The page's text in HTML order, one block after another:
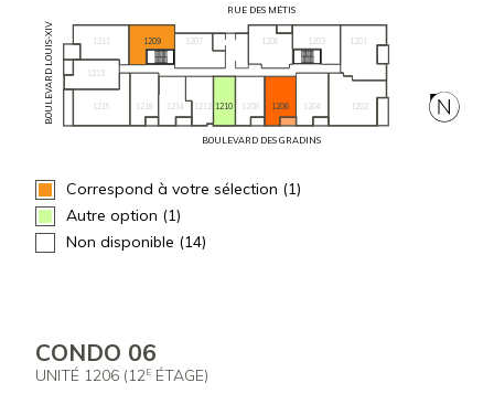
RUE DES MÉTIS
BOULEVARD LOUIS-XIV 1201
1202
1203
1204
1205
1206
1207
1208
1209
1210
1211
1212
1213
1214
1215 1216
BOULEVARD DES GRADINS
Correspond à votre sélection (1)
Autre option (1)
Non disponible (14)
CONDO 06
UNITÉ 1206 (12 EÉTAGE)